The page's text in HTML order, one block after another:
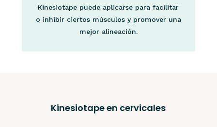
Kinesiotape puede aplicarse para facilitar
o inhibir ciertos músculos y promover una
mejor alineación.
Kinesiotape en cervicales